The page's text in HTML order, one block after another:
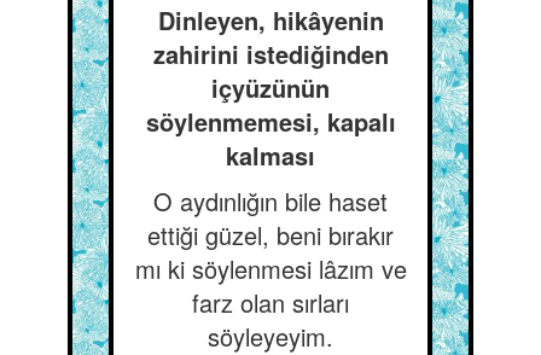
Dinleyen, hikâyenin
zahirini istediğinden
içyüzünün
söylenmemesi, kapalı
kalması
O aydınlığın bile haset
ettiği güzel, beni bırakır
mı ki söylenmesi lâzım ve
farz olan sırları
söyleyeyim.